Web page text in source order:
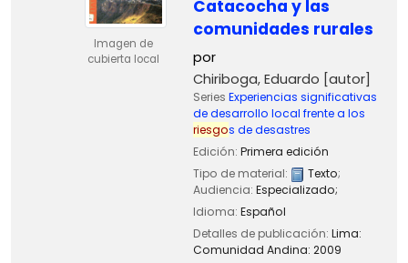
Imagen de
cubierta local
Catacocha y las
comunidades rurales
por
Chiriboga, Eduardo [autor]
Series Experiencias significativas
de desarrollo local frente a los
riesgos de desastres
Edición: Primera edición
Tipo de material:
Texto;
Audiencia: Especializado;
Idioma: Español
Detalles de publicación: Lima:
Comunidad Andina: 2009